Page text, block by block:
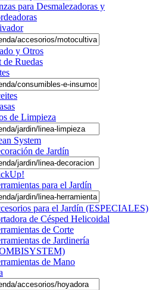
para Desmalezadoras y
y Otros
Ruedas
de Limpieza
System
de Jardín
para el Jardín
para el Jardín (ESPECIALES)
de Césped Helicoidal
de Corte
de Jardinería
de Mano